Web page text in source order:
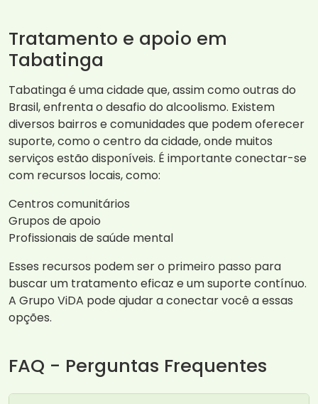
Tratamento e apoio em
Tabatinga
Tabatinga é uma cidade que, assim como outras do
Brasil, enfrenta o desafio do alcoolismo. Existem
diversos bairros e comunidades que podem oferecer
suporte, como o centro da cidade, onde muitos
serviços estão disponíveis. É importante conectar-se
com recursos locais, como:
Centros comunitários
Grupos de apoio
Profissionais de saúde mental
Esses recursos podem ser o primeiro passo para
buscar um tratamento eficaz e um suporte contínuo.
A Grupo ViDA pode ajudar a conectar você a essas
opções.
FAQ - Perguntas Frequentes